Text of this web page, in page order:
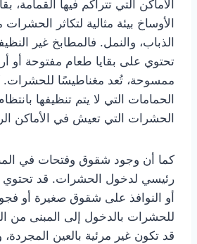
الأماكن التي تتراكم فيها القمامة،
الأوساخ بيئة مثالية لتكاثر
الذباب، والنمل. فالمطابخ غير
تحتوي على بقايا طعام مفتوحة أو
ممسوحة، تُعد مغناطيسًا للحشرات.
الحمامات التي لا يتم تنظيفها بانتظام
الحشرات التي تعيش في الأماكن
كما أن وجود شقوق وفتحات في
رئيسي لدخول الحشرات. قد تحتوي
أو النوافذ على شقوق صغيرة أو
للحشرات بالدخول إلى المبنى من
قد تكون غير مرئية بالعين